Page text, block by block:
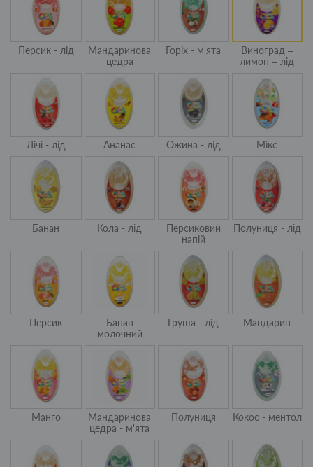
Персик - лід
Мандаринова
цедра
Горіх - м'ята
Виноград –
лимон – лід
Лічі - лід Ананас Ожина - лід Мікс
Банан Кола - лід
Персиковий
напій
Полуниця - лід
Персик
Банан
молочний
Груша - лід Мандарин
Манго
Мандаринова
цедра - м'ята
Полуниця Кокос - ментол